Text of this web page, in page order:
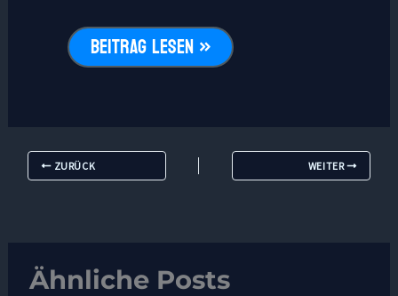
BEITRAG LESEN »
ZURÜCK WEITER
Ähnliche Posts